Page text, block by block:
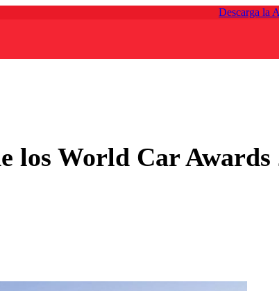
Descarga la
los World Car Awards